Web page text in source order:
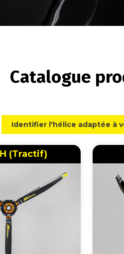
Catalogue
Identifier l'hélice adaptée à
(Tractif)